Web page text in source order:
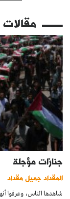
جنازات مؤجلة
المقداد جميل مقداد
شاهدها الناس، وعرفوا